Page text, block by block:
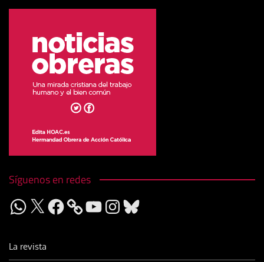
Síguenos en redes
WhatsApp
X Facebook YouTubeInstagram
Bluesky
La revista